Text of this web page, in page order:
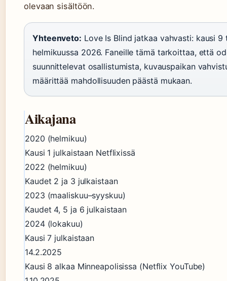
olevaan sisältöön.
Yhteenveto: Love Is Blind jatkaa vahvasti: kausi
helmikuussa 2026. Faneille tämä tarkoittaa, että
suunnittelevat osallistumista, kuvauspaikan
määrittää mahdollisuuden päästä mukaan.
Aikajana
2020 (helmikuu)
Kausi 1 julkaistaan Netflixissä
2022 (helmikuu)
Kaudet 2 ja 3 julkaistaan
2023 (maaliskuu–syyskuu)
Kaudet 4, 5 ja 6 julkaistaan
2024 (lokakuu)
Kausi 7 julkaistaan
14.2.2025
Kausi 8 alkaa Minneapolisissa (Netflix YouTube)